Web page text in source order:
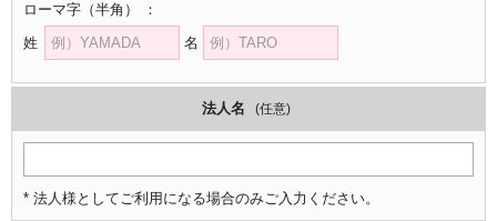
ローマ字 （半角）
：
姓
名
法人名 (任意)
* 法人様としてご利用になる場合のみご入力ください。